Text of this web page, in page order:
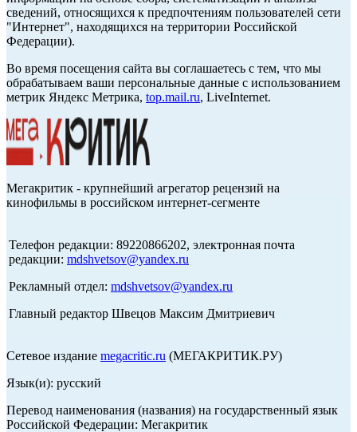
сведений, относящихся к предпочтениям пользователей сети
"Интернет", находящихся на территории Российской
Федерации).
Во время посещения сайта вы соглашаетесь с тем, что мы
обрабатываем ваши персональные данные с использованием
метрик Яндекс Метрика, top.mail.ru, LiveInternet.
Мегакритик - крупнейший агрегатор рецензий на
кинофильмы в российском интернет-сегменте
Телефон редакции: 89220866202, электронная почта
редакции: mdshvetsov@yandex.ru
Рекламный отдел: mdshvetsov@yandex.ru
Главный редактор Швецов Максим Дмитриевич
Сетевое издание megacritic.ru (МЕГАКРИТИК.РУ)
Язык(и): русский
Перевод наименования (названия) на государственный язык
Российской Федерации: Мегакритик